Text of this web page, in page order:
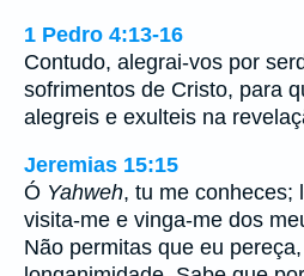
1 Pedro 4:13-16
Contudo, alegrai-vos por
sofrimentos de Cristo, para
alegreis e exulteis na
Jeremias 15:15
Ó Yahweh, tu me conheces;
visita-me e vinga-me dos
Não permitas que eu